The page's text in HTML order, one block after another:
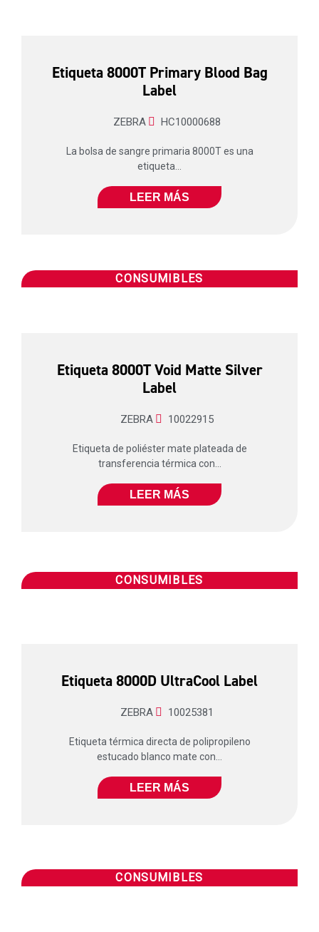
Etiqueta 8000T Primary Blood Bag
Label
ZEBRA HC10000688
La bolsa de sangre primaria 8000T es una
etiqueta...
LEER MÁS
CONSUMIBLES
Etiqueta 8000T Void Matte Silver
Label
ZEBRA 10022915
Etiqueta de poliéster mate plateada de
transferencia térmica con...
LEER MÁS
CONSUMIBLES
Etiqueta 8000D UltraCool Label
ZEBRA 10025381
Etiqueta térmica directa de polipropileno
estucado blanco mate con...
LEER MÁS
CONSUMIBLES